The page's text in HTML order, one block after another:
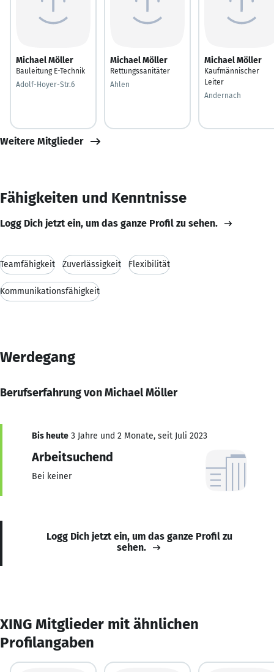
Michael Möller
Bauleitung E-Technik
Adolf-Hoyer-Str.6
Michael Möller
Rettungssanitäter
Ahlen
Michael Möller
Kaufmännischer
Leiter
Andernach
Weitere Mitglieder
Fähigkeiten und Kenntnisse
Logg Dich jetzt ein, um das ganze Profil zu sehen.
Teamfähigkeit Zuverlässigkeit Flexibilität
Kommunikationsfähigkeit
Werdegang
Berufserfahrung von Michael Möller
Bis heute 3 Jahre und 2 Monate, seit Juli 2023
Arbeitsuchend
Bei keiner
Logg Dich jetzt ein, um das ganze Profil zu
sehen.
XING Mitglieder mit ähnlichen
Profilangaben